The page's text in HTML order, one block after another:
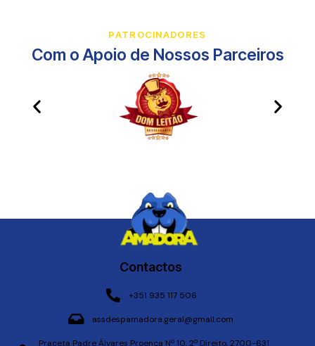
PATROCINADORES
Com o Apoio de Nossos Parceiros​
Contactos
+351 935 117 506
assdespamadora.geral@gmail.com
Praceta Padre Álvares Proença Nº 10, 2º Direito, 2700-631